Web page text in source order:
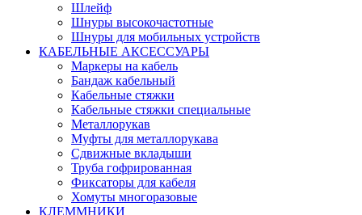
Шлейф
Шнуры высокочастотные
Шнуры для мобильных устройств
КАБЕЛЬНЫЕ АКСЕССУАРЫ
Маркеры на кабель
Бандаж кабельный
Кабельные стяжки
Кабельные стяжки специальные
Металлорукав
Муфты для металлорукава
Сдвижные вкладыши
Труба гофрированная
Фиксаторы для кабеля
Хомуты многоразовые
КЛЕММНИКИ